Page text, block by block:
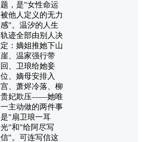
题，是"女性命运
被他人定义的无力
感"。温汐的人生
轨迹全部由别人决
定：嫡姐推她下山
崖、温家强行带
回、卫琅给她妾
位、嫡母安排入
宫、萧烬冷落、柳
贵妃欺压——她唯
一主动做的两件事
是"扇卫琅一耳
光"和"给阿尽写
信"。可连写信这